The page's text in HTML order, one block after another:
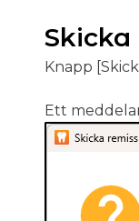
Skicka
Knapp
Ett